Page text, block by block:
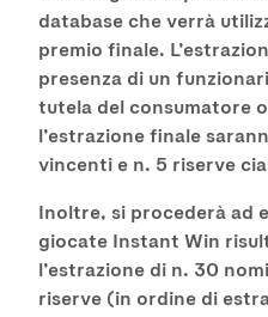
database che verrà
premio finale.
presenza di un
tutela del consumatore
l’estrazione finale
vincenti e n. 5 riserve
Inoltre, si procederà ad
giocate Instant Win
l’estrazione di n. 30
riserve (in ordine di